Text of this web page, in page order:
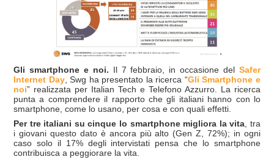
Gli smartphone e noi. Il 7 febbraio, in occasione delSafer
Internet Day, Swg ha presentato la ricerca “Gli Smartphone e
noi” realizzata per Italian Tech e Telefono Azzurro. La ricerca
punta a comprendere il rapporto che gli italiani hanno con lo
smartphone, come lo usano, per cosa e con quali effetti.
Per tre italiani su cinque lo smartphone migliora la vita , tra
i giovani questo dato è ancora più alto (Gen Z, 72%); in ogni
caso solo il 17% degli intervistati pensa che lo smartphone
contribuisca a peggiorare la vita.